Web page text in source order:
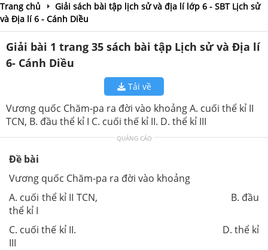
Trang chủ
Giải sách bài tập lịch sử và địa lí lớp 6 - SBT Lịch sử
và Địa lí 6 - Cánh Diều
Giải bài 1 trang 35 sách bài tập Lịch sử và Địa lí
6- Cánh Diều
Tải về
Vương quốc Chăm-pa ra đời vào khoảng A. cuối thể kỉ II
TCN, B. đầu thể kỉ I C. cuối thế kỉ II. D. thể kỉ III
QUẢNG CÁO
Đề bài
Vương quốc Chăm-pa ra đời vào khoảng
A. cuối thể kỉ II TCN, B. đầu
thể kỉ I
C. cuối thế kỉ II. D. thể kỉ
III